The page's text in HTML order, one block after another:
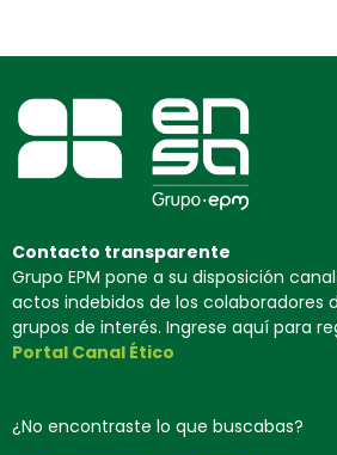
Contacto transparente
Grupo EPM pone a su disposición
actos indebidos de los colaboradores
grupos de interés. Ingrese aquí para
Portal Canal Ético
¿No encontraste lo que buscabas?